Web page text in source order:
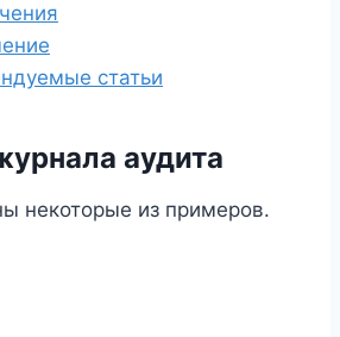
статьи
аудита
некоторые из примеров.